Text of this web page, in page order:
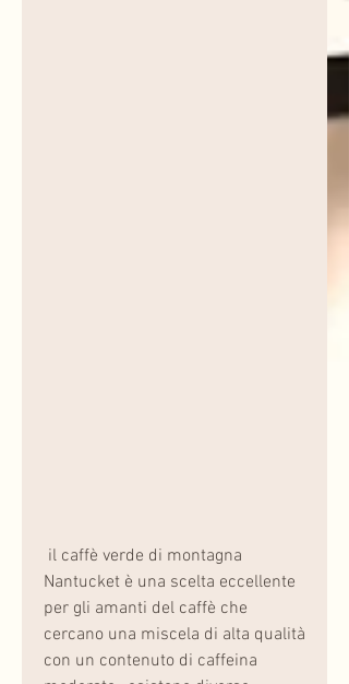
Nantucket è una scelta eccellente
per gli amanti del caffè che
cercano una miscela di alta qualità
con un contenuto di caffeina